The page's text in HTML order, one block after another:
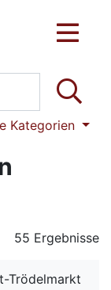
Kategorien
55 Ergebnisse
Trödelmarkt